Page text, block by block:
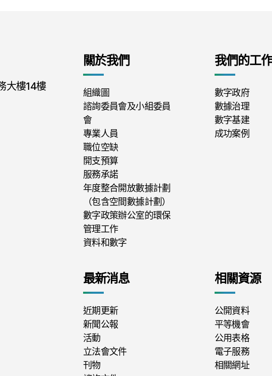
大樓14樓
關於我們
組織圖
諮詢委員會及小組委員
會
專業人員
職位空缺
開支預算
服務承諾
年度整合開放數據計劃
（包含空間數據計劃）
數字政策辦公室的環保
管理工作
資料和數字
我們的工
數字政府
數據治理
數字基建
成功案例
最新消息
近期更新
新聞公報
活動
立法會文件
刊物
相關資源
公開資料
平等機會
公用表格
電子服務
相關網址